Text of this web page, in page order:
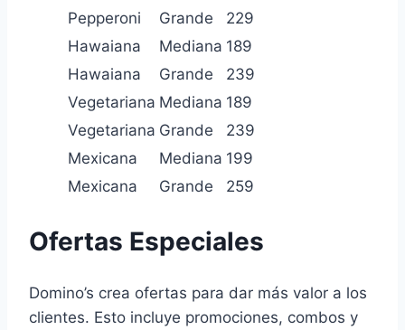
Pepperoni
Grande
229
Hawaiana
Mediana 189
Hawaiana
Grande
239
Vegetariana Mediana 189
Vegetariana Grande
239
Mexicana
Mediana 199
Mexicana
Grande 259
Ofertas Especiales
Domino’s crea ofertas para dar más valor a los
clientes. Esto incluye promociones, combos y